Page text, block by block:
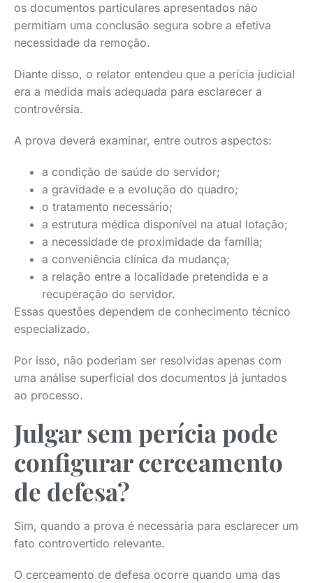
os documentos particulares apresentados não
permitiam uma conclusão segura sobre a efetiva
necessidade da remoção.
Diante disso, o relator entendeu que a perícia judicial
era a medida mais adequada para esclarecer a
controvérsia.
A prova deverá examinar, entre outros aspectos:
a condição de saúde do servidor;
a gravidade e a evolução do quadro;
o tratamento necessário;
a estrutura médica disponível na atual lotação;
a necessidade de proximidade da família;
a conveniência clínica da mudança;
a relação entre a localidade pretendida e a
recuperação do servidor.
Essas questões dependem de conhecimento técnico
especializado.
Por isso, não poderiam ser resolvidas apenas com
uma análise superficial dos documentos já juntados
ao processo.
Julgar sem perícia pode
configurar cerceamento
de defesa?
Sim, quando a prova é necessária para esclarecer um
fato controvertido relevante.
O cerceamento de defesa ocorre quando uma das